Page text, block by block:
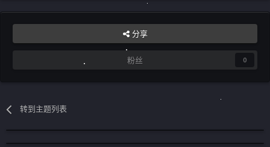
分享
粉丝 0
转到主题列表